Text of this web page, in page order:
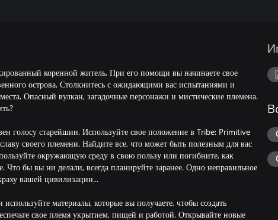
коренной житель. При его помощи вы начинаете свое
острова. Столкнитесь с ожидающими вас испытаниями и
Опасный вулкан, загадочные персонажи и мистические племена.
голосу старейшин. Используйте свое положение в Tribe: Primitive
своего племени. Найдите все, что может быть полезным для вас
окружающую среду в свою пользу или погибните, как
бы вы ни делали, всегда планируйте заранее. Одно неправильное
вашей цивилизации...
материалы, которые вы получаете, чтобы создать
свое племя укрытием, пищей и работой. Открывайте новые